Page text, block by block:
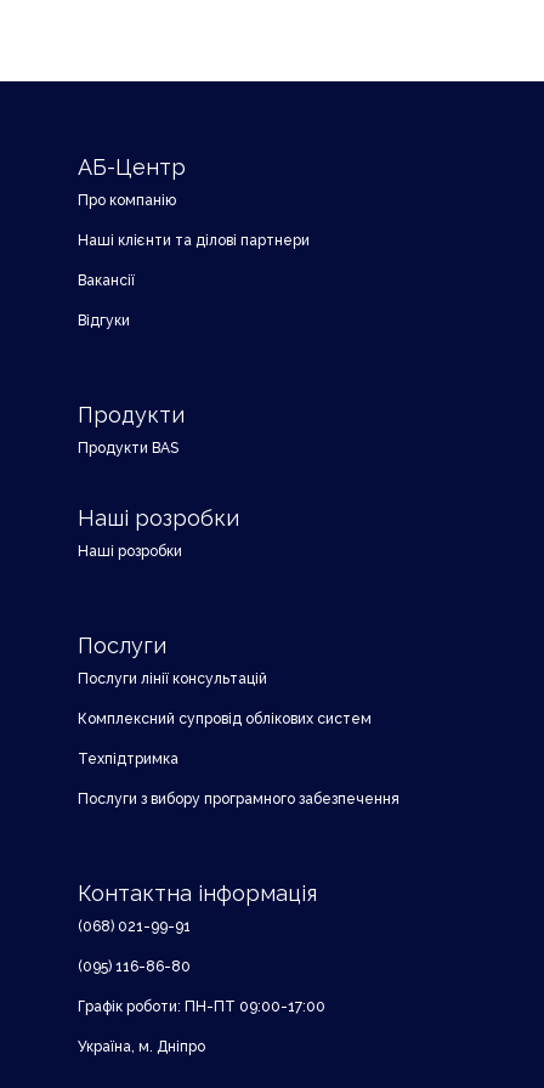
АБ-Центр
Про компанію
Наші клієнти та ділові партнери
Вакансії
Відгуки
Продукти
Продукти BAS
Наші розробки
Наші розробки
Послуги
Послуги лінії консультацій
Комплексний супровід облікових систем
Техпідтримка
Послуги з вибору програмного забезпечення
Контактна інформація
(068) 021-99-91
(095) 116-86-80
Графік роботи: ПН-ПТ 09:00-17:00
Україна, м. Дніпро